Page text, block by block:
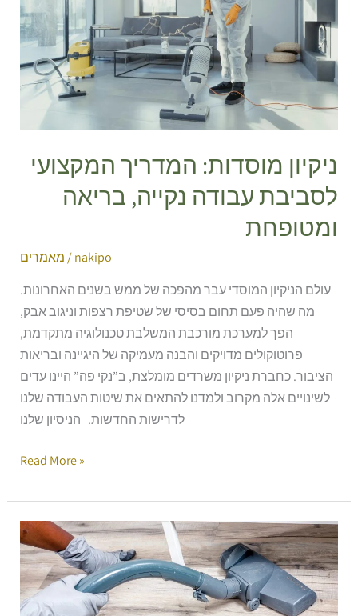
ניקיון מוסדות: המדריך המקצועי
לסביבת עבודה נקייה, בריאה
ומטופחת
מאמרים/nakipo
עולם הניקיון המוסדי עבר מהפכה של ממש בשנים האחרונות.
מה שהיה פעם תחום בסיסי של שטיפת רצפות וניגוב אבק,
הפך למערכת מורכבת המשלבת טכנולוגיה מתקדמת,
פרוטוקולים מדויקים והבנה מעמיקה של היגיינה ובריאות
הציבור. כחברת ניקיון משרדים מומלצת, ב”נקי פה” היינו עדים
לשינויים אלה מקרוב ולמדנו להתאים את שיטות העבודה שלנו
לדרישות החדשות. הניסיון שלנו
לסביבת
עבודה
נקייה,
בריאה
ומטופחת
Read More »
ניקיון
דירה
לפני
כניסה: